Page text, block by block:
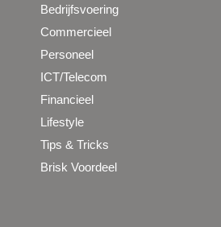
Bedrijfsvoering
Commercieel
Personeel
ICT/Telecom
Financieel
Lifestyle
Tips & Tricks
Brisk Voordeel